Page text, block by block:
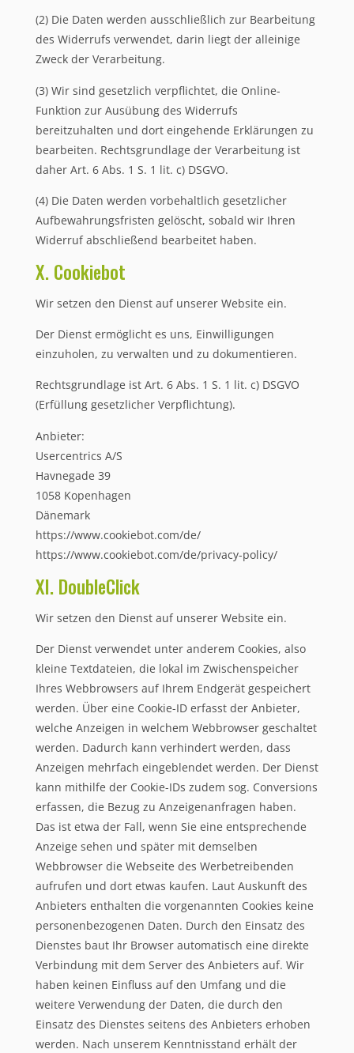
(2) Die Daten werden ausschließlich zur Bearbeitung
des Widerrufs verwendet, darin liegt der alleinige
Zweck der Verarbeitung.
(3) Wir sind gesetzlich verpflichtet, die Online-
Funktion zur Ausübung des Widerrufs
bereitzuhalten und dort eingehende Erklärungen zu
bearbeiten. Rechtsgrundlage der Verarbeitung ist
daher Art. 6 Abs. 1 S. 1 lit. c) DSGVO.
(4) Die Daten werden vorbehaltlich gesetzlicher
Aufbewahrungsfristen gelöscht, sobald wir Ihren
Widerruf abschließend bearbeitet haben.
X. Cookiebot
Wir setzen den Dienst auf unserer Website ein.
Der Dienst ermöglicht es uns, Einwilligungen
einzuholen, zu verwalten und zu dokumentieren.
Rechtsgrundlage ist Art. 6 Abs. 1 S. 1 lit. c) DSGVO
(Erfüllung gesetzlicher Verpflichtung).
Anbieter:
Usercentrics A/S
Havnegade 39
1058 Kopenhagen
Dänemark
https://www.cookiebot.com/de/
https://www.cookiebot.com/de/privacy-policy/
XI. DoubleClick
Wir setzen den Dienst auf unserer Website ein.
Der Dienst verwendet unter anderem Cookies, also
kleine Textdateien, die lokal im Zwischenspeicher
Ihres Webbrowsers auf Ihrem Endgerät gespeichert
werden. Über eine Cookie-ID erfasst der Anbieter,
welche Anzeigen in welchem Webbrowser geschaltet
werden. Dadurch kann verhindert werden, dass
Anzeigen mehrfach eingeblendet werden. Der Dienst
kann mithilfe der Cookie-IDs zudem sog. Conversions
erfassen, die Bezug zu Anzeigenanfragen haben.
Das ist etwa der Fall, wenn Sie eine entsprechende
Anzeige sehen und später mit demselben
Webbrowser die Webseite des Werbetreibenden
aufrufen und dort etwas kaufen. Laut Auskunft des
Anbieters enthalten die vorgenannten Cookies keine
personenbezogenen Daten. Durch den Einsatz des
Dienstes baut Ihr Browser automatisch eine direkte
Verbindung mit dem Server des Anbieters auf. Wir
haben keinen Einfluss auf den Umfang und die
weitere Verwendung der Daten, die durch den
Einsatz des Dienstes seitens des Anbieters erhoben
werden. Nach unserem Kenntnisstand erhält der